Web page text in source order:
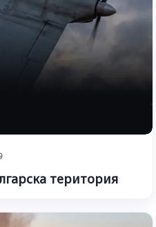
територия